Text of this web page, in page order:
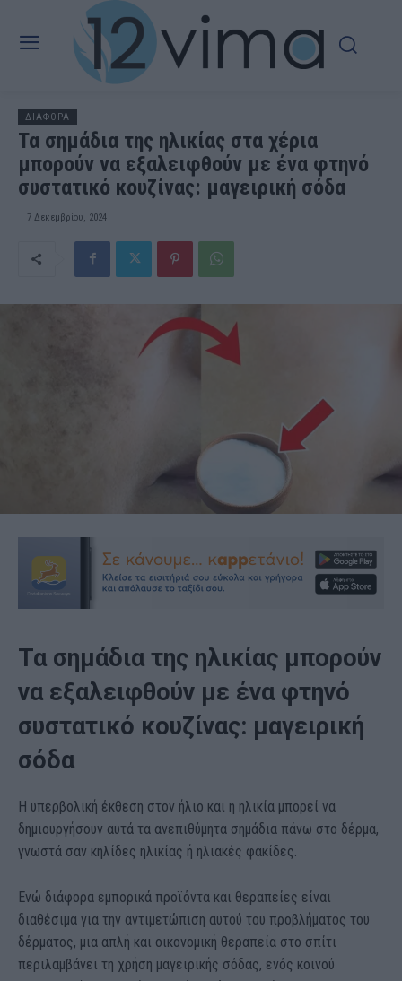
ΔΙΑΦΟΡΑ
Τα σημάδια της ηλικίας στα χέρια
μπορούν να εξαλειφθούν με ένα φτηνό
συστατικό κουζίνας: μαγειρική σόδα
7 Δεκεμβρίου, 2024
Τα σημάδια της ηλικίας μπορούν
να εξαλειφθούν με ένα φτηνό
συστατικό κουζίνας: μαγειρική
σόδα
Η υπερβολική έκθεση στον ήλιο και η ηλικία μπορεί να
δημιουργήσουν αυτά τα ανεπιθύμητα σημάδια πάνω στο δέρμα,
γνωστά σαν κηλίδες ηλικίας ή ηλιακές φακίδες.
Ενώ διάφορα εμπορικά προϊόντα και θεραπείες είναι
διαθέσιμα για την αντιμετώπιση αυτού του προβλήματος του
δέρματος, μια απλή και οικονομική θεραπεία στο σπίτι
περιλαμβάνει τη χρήση μαγειρικής σόδας, ενός κοινού